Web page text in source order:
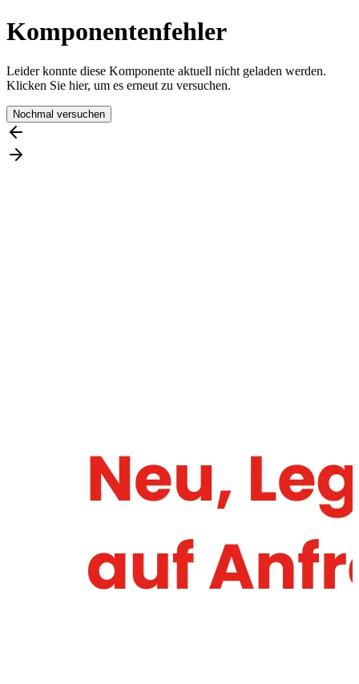
Komponentenfehler
Leider konnte diese Komponente aktuell nicht geladen werden.
Klicken Sie hier, um es erneut zu versuchen.
Nochmal versuchen